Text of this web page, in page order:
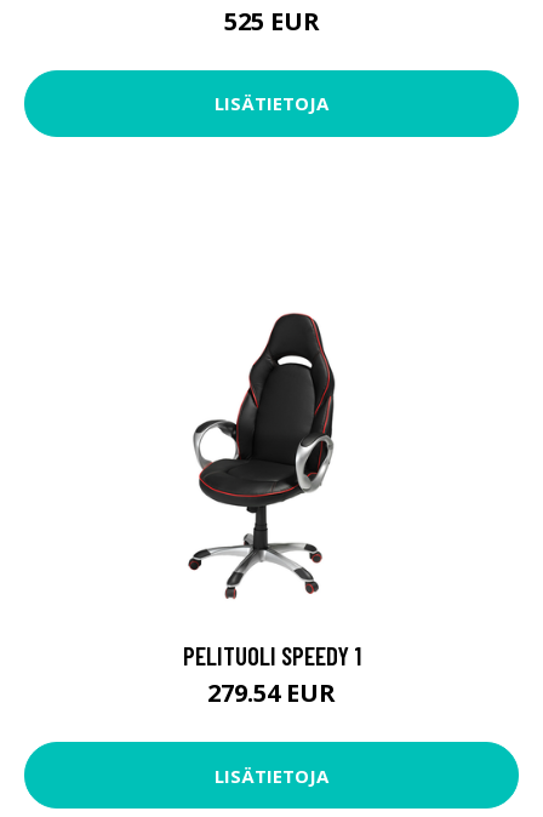
525 EUR
LISÄTIETOJA
PELITUOLI SPEEDY 1
279.54 EUR
LISÄTIETOJA